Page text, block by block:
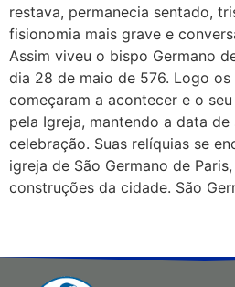
restava, permanecia sentado,
fisionomia mais grave e
Assim viveu o bispo Germano
dia 28 de maio de 576. Logo
começaram a acontecer e o
pela Igreja, mantendo a data
celebração. Suas relíquias se
igreja de São Germano de
construções da cidade. São